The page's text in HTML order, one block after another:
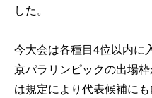
した。
今大会は各種目4位以内に
京パラリンピックの出場
は規定により代表候補に